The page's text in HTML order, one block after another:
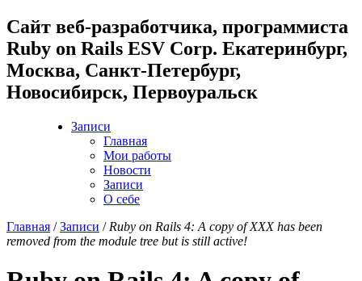
Cайт веб-разработчика, программиста
Ruby on Rails ESV Corp. Екатеринбург,
Москва, Санкт-Петербург,
Новосибирск, Первоуральск
Записи
Главная
Мои работы
Новости
Записи
О себе
Главная /Записи / Ruby on Rails 4: A copy of XXX has been
removed from the module tree but is still active!